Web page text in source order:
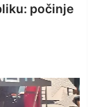
počinje